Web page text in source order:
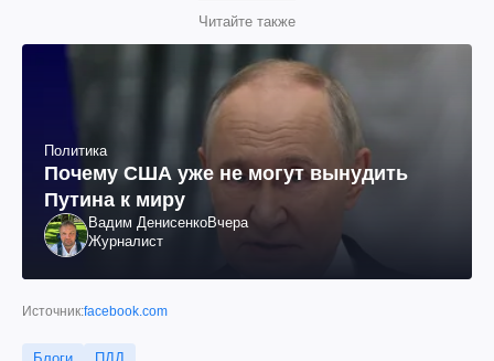
Читайте также
Политика
Почему США уже не могут вынудить
Путина к миру
Вадим ДенисенкоВчера
Журналист
Источник:facebook.com